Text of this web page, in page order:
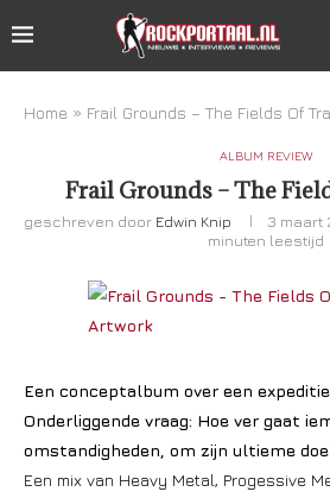
Home » Frail Grounds – The Fields Of
ALBUM REVIEW
Frail Grounds – The
geschreven door Edwin Knip 3 maart
minuten leestijd
Een conceptalbum over een
Onderliggende vraag: Hoe ver gaat
omstandigheden, om zijn ultieme
Een mix van Heavy Metal, Progessive